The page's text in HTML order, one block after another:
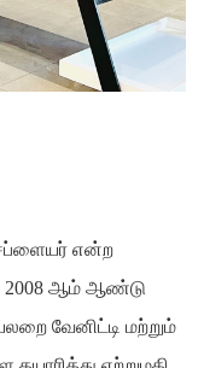
என்ற
2008 ஆம் ஆண்டு
வேனிட்டி மற்றும்